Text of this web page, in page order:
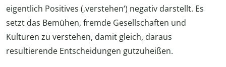
eigentlich Positives (‚verstehen‘) negativ darstellt. Es
setzt das Bemühen, fremde Gesellschaften und
Kulturen zu verstehen, damit gleich, daraus
resultierende Entscheidungen gutzuheißen.